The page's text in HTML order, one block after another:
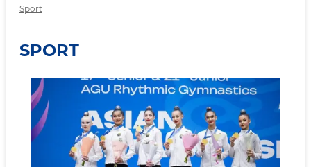
Sport
SPORT